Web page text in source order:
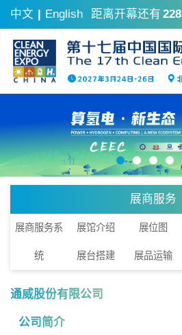
中文 | English 距离开幕还有 228
展商服务
展商服务系
统
展馆介绍 展位图
展台搭建 展品运输
通威股份有限公司
公司简介